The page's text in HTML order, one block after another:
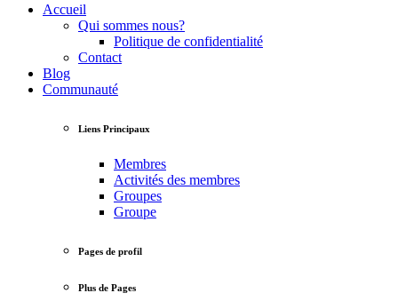
Accueil
Qui sommes nous?
Politique de confidentialité
Contact
Blog
Communauté
Liens Principaux
Membres
Activités des membres
Groupes
Groupe
Pages de profil
Plus de Pages